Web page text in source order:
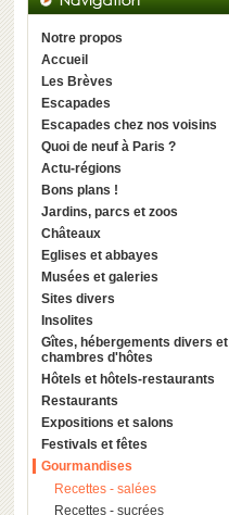
Notre propos
Accueil
Les Brèves
Escapades
Escapades chez nos voisins
Quoi de neuf à Paris ?
Actu-régions
Bons plans !
Jardins, parcs et zoos
Châteaux
Eglises et abbayes
Musées et galeries
Sites divers
Insolites
Gîtes, hébergements divers et
chambres d'hôtes
Hôtels et hôtels-restaurants
Restaurants
Expositions et salons
Festivals et fêtes
Gourmandises
Recettes - salées
Recettes - sucrées